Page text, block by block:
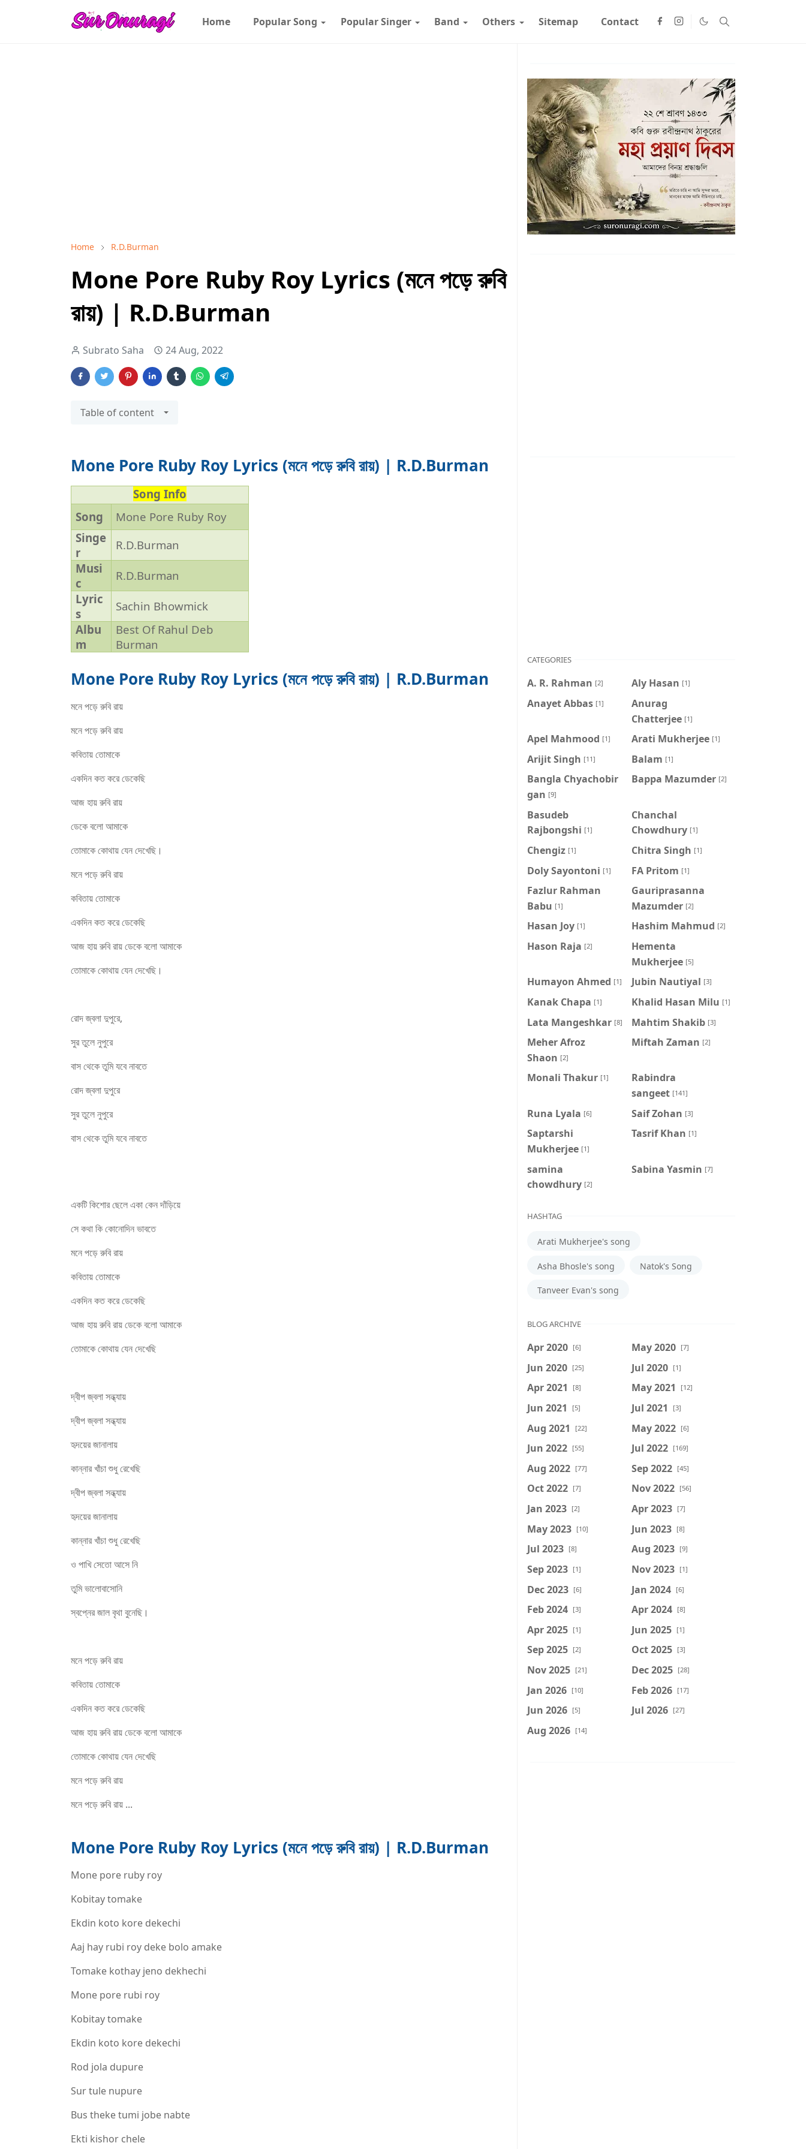
Home Popular Song Popular Singer Band Others Sitemap Contact
Home R.D.Burman
Mone Pore Ruby Roy Lyrics (মনে পড়ে রুবি
রায়) | R.D.Burman
Subrato Saha 24 Aug, 2022
Table of content
Mone Pore Ruby Roy Lyrics (মনে পড়ে রুবি রায়) | R.D.Burman
Song Info
Song
Mone Pore Ruby Roy
Singe
r
R.D.Burman
Musi
c
R.D.Burman
Lyric
s
Sachin Bhowmick
Albu
m
Best Of Rahul Deb
Burman
Mone Pore Ruby Roy Lyrics (মনে পড়ে রুবি রায়) | R.D.Burman
মনে পড়ে রুবি রায়
মনে পড়ে রুবি রায়
কবিতায় তোমাকে
একদিন কত করে ডেকেছি
আজ হায় রুবি রায়
ডেকে বলো আমাকে
তোমাকে কোথায় যেন দেখেছি।
মনে পড়ে রুবি রায়
কবিতায় তোমাকে
একদিন কত করে ডেকেছি
আজ হায় রুবি রায় ডেকে বলো আমাকে
তোমাকে কোথায় যেন দেখেছি।
রোদ জ্বলা দুপুরে,
সুর তুলে নুপুরে
বাস থেকে তুমি যবে নাবতে
রোদ জ্বলা দুপুরে
সুর তুলে নুপুরে
বাস থেকে তুমি যবে নাবতে
একটি কিশোর ছেলে একা কেন দাঁড়িয়ে
সে কথা কি কোনোদিন ভাবতে
মনে পড়ে রুবি রায়
কবিতায় তোমাকে
একদিন কত করে ডেকেছি
আজ হায় রুবি রায় ডেকে বলো আমাকে
তোমাকে কোথায় যেন দেখেছি
দ্বীপ জ্বলা সন্ধ্যায়
দ্বীপ জ্বলা সন্ধ্যায়
হৃদয়ের জানালায়
কান্নার খাঁচা শুধু রেখেছি
দ্বীপ জ্বলা সন্ধ্যায়
হৃদয়ের জানালায়
কান্নার খাঁচা শুধু রেখেছি
ও পাখি সেতো আসে নি
তুমি ভালোবাসোনি
স্বপ্নের জাল বৃথা বুনেছি।
মনে পড়ে রুবি রায়
কবিতায় তোমাকে
একদিন কত করে ডেকেছি
আজ হায় রুবি রায় ডেকে বলো আমাকে
তোমাকে কোথায় যেন দেখেছি
মনে পড়ে রুবি রায়
মনে পড়ে রুবি রায় ...
Mone Pore Ruby Roy Lyrics (মনে পড়ে রুবি রায়) | R.D.Burman
Mone pore ruby roy
Kobitay tomake
Ekdin koto kore dekechi
Aaj hay rubi roy deke bolo amake
Tomake kothay jeno dekhechi
Mone pore rubi roy
Kobitay tomake
Ekdin koto kore dekechi
Rod jola dupure
Sur tule nupure
Bus theke tumi jobe nabte
Ekti kishor chele
CATEGORIES
A. R. Rahman [2] Aly Hasan [1]
Anayet Abbas [1]
Anurag
Chatterjee [1]
Apel Mahmood [1] Arati Mukherjee [1]
Arijit Singh [11] Balam [1]
Bangla Chyachobir
gan [9]
Bappa Mazumder [2]
Basudeb
Rajbongshi [1]
Chanchal
Chowdhury [1]
Chengiz [1] Chitra Singh [1]
Doly Sayontoni [1] FA Pritom [1]
Fazlur Rahman
Babu [1]
Gauriprasanna
Mazumder [2]
Hasan Joy [1] Hashim Mahmud [2]
Hason Raja [2]
Hementa
Mukherjee [5]
Humayon Ahmed [1] Jubin Nautiyal [3]
Kanak Chapa [1] Khalid Hasan Milu [1]
Lata Mangeshkar [8] Mahtim Shakib [3]
Meher Afroz
Shaon [2]
Miftah Zaman [2]
Monali Thakur [1]
Rabindra
sangeet [141]
Runa Lyala [6] Saif Zohan [3]
Saptarshi
Mukherjee [1]
Tasrif Khan [1]
samina
chowdhury [2]
‍Sabina Yasmin [7]
HASHTAG
Arati Mukherjee's song
Asha Bhosle's song Natok's Song
Tanveer Evan's song
BLOG ARCHIVE
Apr 2020 [6] May 2020 [7]
Jun 2020 [25] Jul 2020 [1]
Apr 2021 [8] May 2021 [12]
Jun 2021 [5] Jul 2021 [3]
Aug 2021 [22] May 2022 [6]
Jun 2022 [55] Jul 2022 [169]
Aug 2022 [77] Sep 2022 [45]
Oct 2022 [7] Nov 2022 [56]
Jan 2023 [2] Apr 2023 [7]
May 2023 [10] Jun 2023 [8]
Jul 2023 [8] Aug 2023 [9]
Sep 2023 [1] Nov 2023 [1]
Dec 2023 [6] Jan 2024 [6]
Feb 2024 [3] Apr 2024 [8]
Apr 2025 [1] Jun 2025 [1]
Sep 2025 [2] Oct 2025 [3]
Nov 2025 [21] Dec 2025 [28]
Jan 2026 [10] Feb 2026 [17]
Jun 2026 [5] Jul 2026 [27]
Aug 2026 [14]